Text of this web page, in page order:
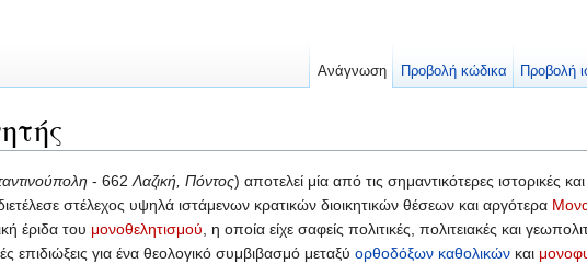
- 662Λαζική, Πόντος) αποτελεί μία από τις σημαντικότερες ιστορικές
στέλεχος υψηλά ιστάμενων κρατικών διοικητικών θέσεων και αργότερα
έριδα του μονοθελητισμού, η οποία είχε σαφείς πολιτικές, πολιτειακές και
επιδιώξεις για ένα θεολογικό συμβιβασμό μεταξύ ορθοδόξων καθολικών και
Ανάγνωση Προβολή κώδικα Προβολή